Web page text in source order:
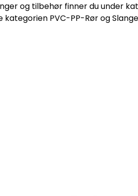
og tilbehør finner du under
kategorien PVC-PP-Rør og